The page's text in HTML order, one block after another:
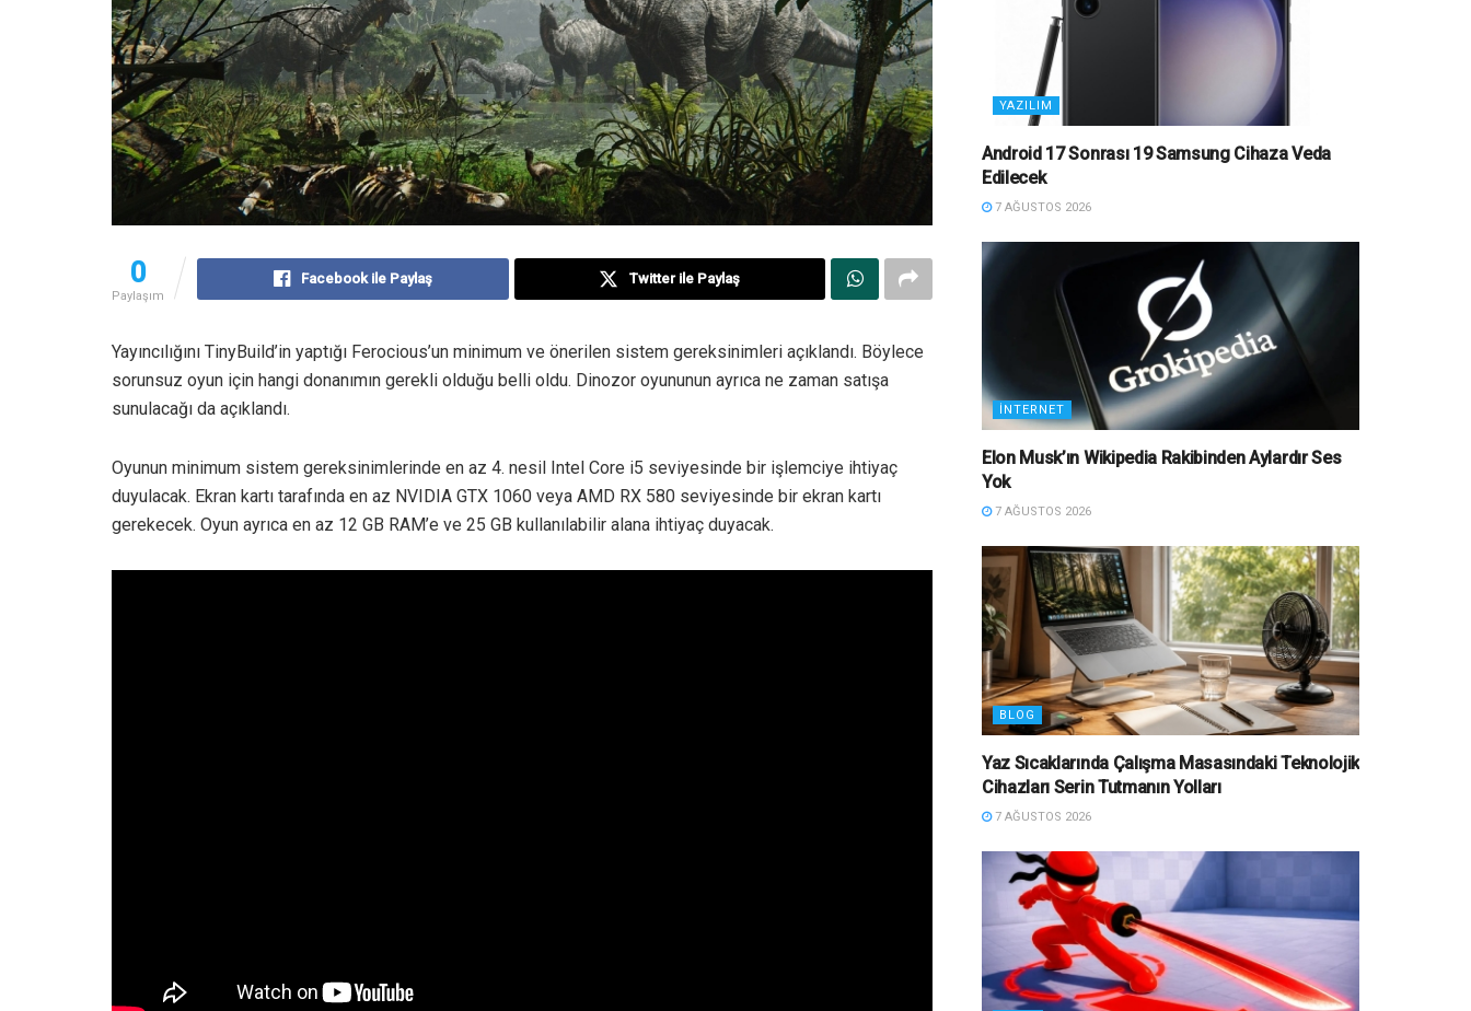
0
Paylaşım
Facebook ile Paylaş Twitter ile Paylaş
Yayıncılığını TinyBuild’in yaptığı Ferocious’un minimum ve önerilen sistem gereksinimleri açıklandı. Böylece
sorunsuz oyun için hangi donanımın gerekli olduğu belli oldu. Dinozor oyununun ayrıca ne zaman satışa
sunulacağı da açıklandı.
Oyunun minimum sistem gereksinimlerinde en az 4. nesil Intel Core i5 seviyesinde bir işlemciye ihtiyaç
duyulacak. Ekran kartı tarafında en az NVIDIA GTX 1060 veya AMD RX 580 seviyesinde bir ekran kartı
gerekecek. Oyun ayrıca en az 12 GB RAM’e ve 25 GB kullanılabilir alana ihtiyaç duyacak.
YAZILIM
Android 17 Sonrası 19 Samsung Cihaza Veda
Edilecek
7 AĞUSTOS 2026
İNTERNET
Elon Musk’ın Wikipedia Rakibinden Aylardır Ses
Yok
7 AĞUSTOS 2026
BLOG
Yaz Sıcaklarında Çalışma Masasındaki Teknolojik
Cihazları Serin Tutmanın Yolları
7 AĞUSTOS 2026